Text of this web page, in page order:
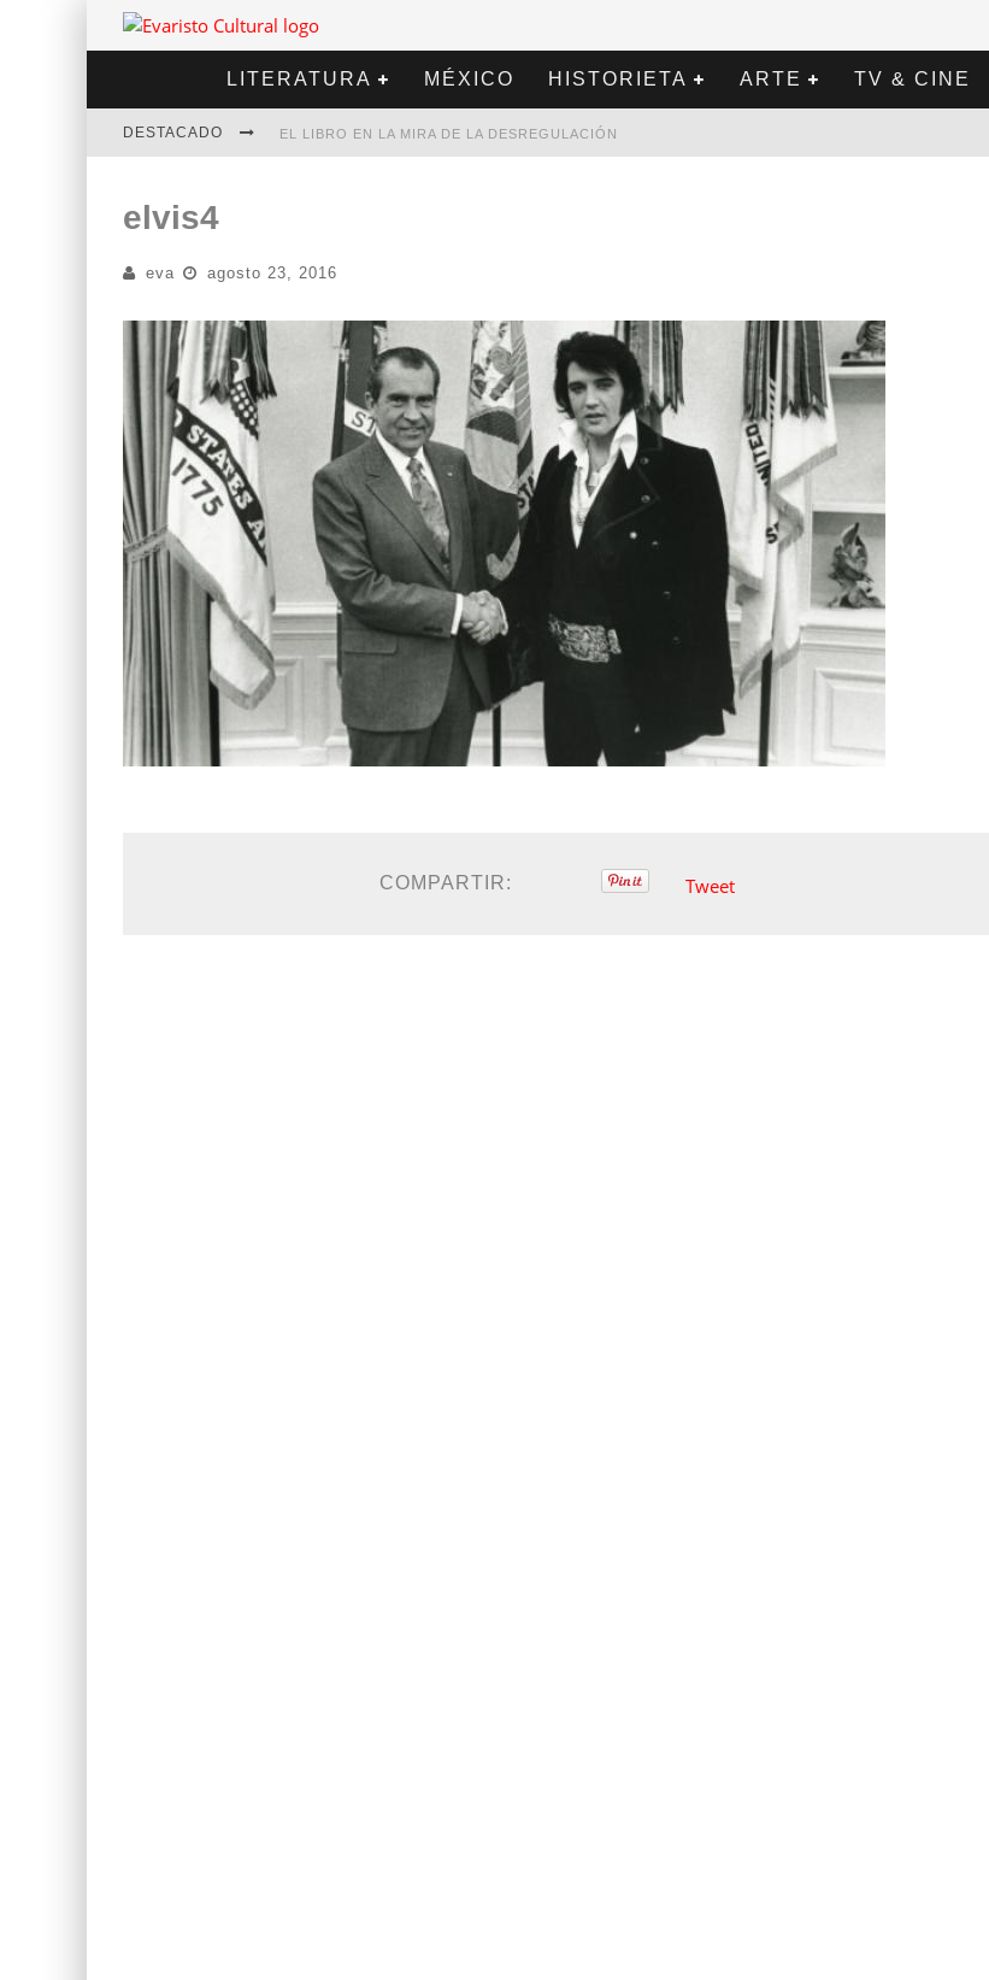
LITERATURA MÉXICO HISTORIETA ARTE TV & CINE
DESTACADO EL LIBRO EN LA MIRA DE LA DESREGULACIÓN
ALEJANDRA CORREA | LA NIEVE
elvis4
eva agosto 23, 2016
COMPARTIR: Tweet